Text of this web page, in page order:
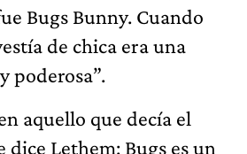
Bugs Bunny. Cuando
de chica era una
poderosa”.
aquello que decía el
dice Lethem: Bugs es un